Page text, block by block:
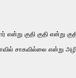
குதி குதி என்று
சாகவில்லை என்று